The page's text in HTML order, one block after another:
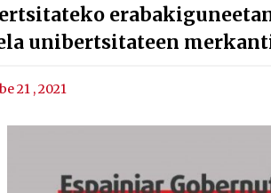
unibertsitateen
21 , 2021